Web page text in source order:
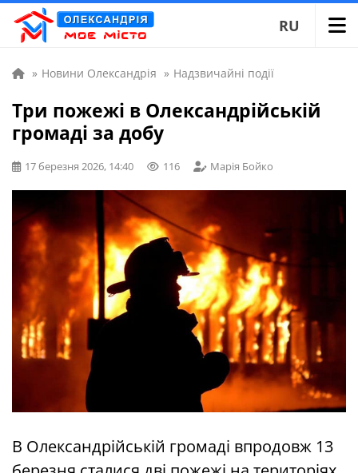
RU
» Новини Олександрія » Надзвичайні події
Три пожежі в Олександрійській
громаді за добу
17 березня 2026, 14:40 116 Марія Бойко
В Олександрійській громаді впродовж 13